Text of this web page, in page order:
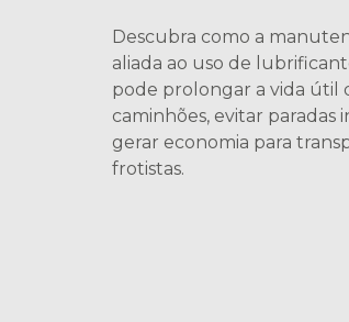
Descubra como a
aliada ao uso de
pode prolongar a vida útil
caminhões, evitar paradas
gerar economia para
frotistas.